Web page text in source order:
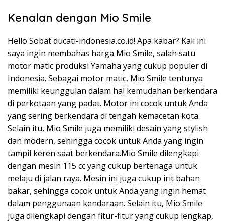
Kenalan dengan Mio Smile
Hello Sobat ducati-indonesia.co.id! Apa kabar? Kali ini
saya ingin membahas harga Mio Smile, salah satu
motor matic produksi Yamaha yang cukup populer di
Indonesia. Sebagai motor matic, Mio Smile tentunya
memiliki keunggulan dalam hal kemudahan berkendara
di perkotaan yang padat. Motor ini cocok untuk Anda
yang sering berkendara di tengah kemacetan kota.
Selain itu, Mio Smile juga memiliki desain yang stylish
dan modern, sehingga cocok untuk Anda yang ingin
tampil keren saat berkendara.Mio Smile dilengkapi
dengan mesin 115 cc yang cukup bertenaga untuk
melaju di jalan raya. Mesin ini juga cukup irit bahan
bakar, sehingga cocok untuk Anda yang ingin hemat
dalam penggunaan kendaraan. Selain itu, Mio Smile
juga dilengkapi dengan fitur-fitur yang cukup lengkap,